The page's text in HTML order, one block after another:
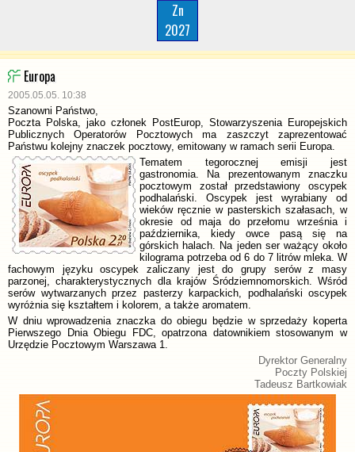
Zn
2027
Europa
2005.05.05. 10:38
Szanowni Państwo,
Poczta Polska, jako członek PostEurop, Stowarzyszenia Europejskich
Publicznych Operatorów Pocztowych ma zaszczyt zaprezentować
Państwu kolejny znaczek pocztowy, emitowany w ramach serii Europa.
Tematem tegorocznej emisji jest
gastronomia. Na prezentowanym znaczku
pocztowym został przedstawiony oscypek
podhalański. Oscypek jest wyrabiany od
wieków ręcznie w pasterskich szałasach, w
okresie od maja do przełomu września i
października, kiedy owce pasą się na
górskich halach. Na jeden ser ważący około
kilograma potrzeba od 6 do 7 litrów mleka. W
fachowym języku oscypek zaliczany jest do grupy serów z masy
parzonej, charakterystycznych dla krajów Śródziemnomorskich. Wśród
serów wytwarzanych przez pasterzy karpackich, podhalański oscypek
wyróżnia się kształtem i kolorem, a także aromatem.
W dniu wprowadzenia znaczka do obiegu będzie w sprzedaży koperta
Pierwszego Dnia Obiegu FDC, opatrzona datownikiem stosowanym w
Urzędzie Pocztowym Warszawa 1.
Dyrektor Generalny
Poczty Polskiej
Tadeusz Bartkowiak